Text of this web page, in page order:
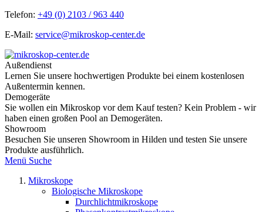
Telefon: +49 (0) 2103 / 963 440
E-Mail: service@mikroskop-center.de
Außendienst
Lernen Sie unsere hochwertigen Produkte bei einem kostenlosen
Außentermin kennen.
Demogeräte
Sie wollen ein Mikroskop vor dem Kauf testen? Kein Problem - wir
haben einen großen Pool an Demogeräten.
Showroom
Besuchen Sie unseren Showroom in Hilden und testen Sie unsere
Produkte ausführlich.
Menü Suche
Mikroskope
Biologische Mikroskope
Durchlichtmikroskope